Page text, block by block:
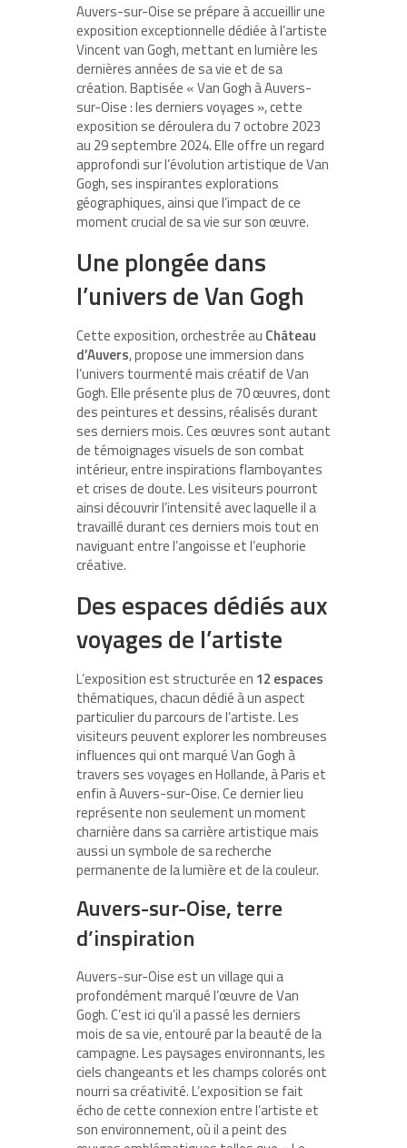
Auvers-sur-Oise se prépare à accueillir une
exposition exceptionnelle dédiée à l’artiste
Vincent van Gogh, mettant en lumière les
dernières années de sa vie et de sa
création. Baptisée « Van Gogh à Auvers-
sur-Oise : les derniers voyages », cette
exposition se déroulera du 7 octobre 2023
au 29 septembre 2024. Elle offre un regard
approfondi sur l’évolution artistique de Van
Gogh, ses inspirantes explorations
géographiques, ainsi que l’impact de ce
moment crucial de sa vie sur son œuvre.
Une plongée dans
l’univers de Van Gogh
Cette exposition, orchestrée au Château
d’Auvers, propose une immersion dans
l’univers tourmenté mais créatif de Van
Gogh. Elle présente plus de 70 œuvres, dont
des peintures et dessins, réalisés durant
ses derniers mois. Ces œuvres sont autant
de témoignages visuels de son combat
intérieur, entre inspirations flamboyantes
et crises de doute. Les visiteurs pourront
ainsi découvrir l’intensité avec laquelle il a
travaillé durant ces derniers mois tout en
naviguant entre l’angoisse et l’euphorie
créative.
Des espaces dédiés aux
voyages de l’artiste
L’exposition est structurée en 12 espaces
thématiques, chacun dédié à un aspect
particulier du parcours de l’artiste. Les
visiteurs peuvent explorer les nombreuses
influences qui ont marqué Van Gogh à
travers ses voyages en Hollande, à Paris et
enfin à Auvers-sur-Oise. Ce dernier lieu
représente non seulement un moment
charnière dans sa carrière artistique mais
aussi un symbole de sa recherche
permanente de la lumière et de la couleur.
Auvers-sur-Oise, terre
d’inspiration
Auvers-sur-Oise est un village qui a
profondément marqué l’œuvre de Van
Gogh. C’est ici qu’il a passé les derniers
mois de sa vie, entouré par la beauté de la
campagne. Les paysages environnants, les
ciels changeants et les champs colorés ont
nourri sa créativité. L’exposition se fait
écho de cette connexion entre l’artiste et
son environnement, où il a peint des